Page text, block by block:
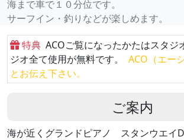
海まで車で１０分位です。
サーフイン・釣りなどが楽しめます。
特典 ACOご覧になったかたはスタジ
ジオ全て使用が無料です。
ACO（エー
とお伝え下さい。
ご案内
海が近くグランドピアノ スタンウエイ